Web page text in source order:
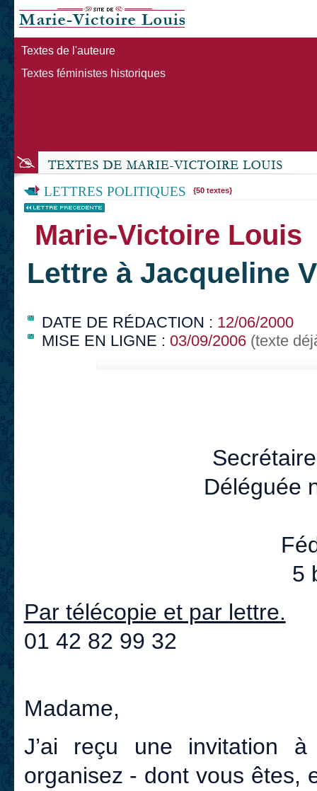
Textes de l'auteure
Textes féministes historiques
LETTRES POLITIQUES {50 textes}
Marie-Victoire Louis
Lettre à Jacqueline
DATE DE RÉDACTION : 12/06/2000
MISE EN LIGNE : 03/09/2006(texte
Déléguée
5
Par télécopie et par lettre.
01 42 82 99 32
Madame,
J’ai reçu une invitation
organisez - dont vous êtes,